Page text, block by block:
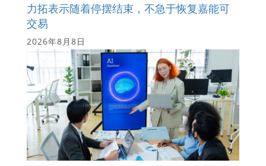
力拓表示随着停摆结束，不急于恢复嘉能可
交易
2026年8月8日